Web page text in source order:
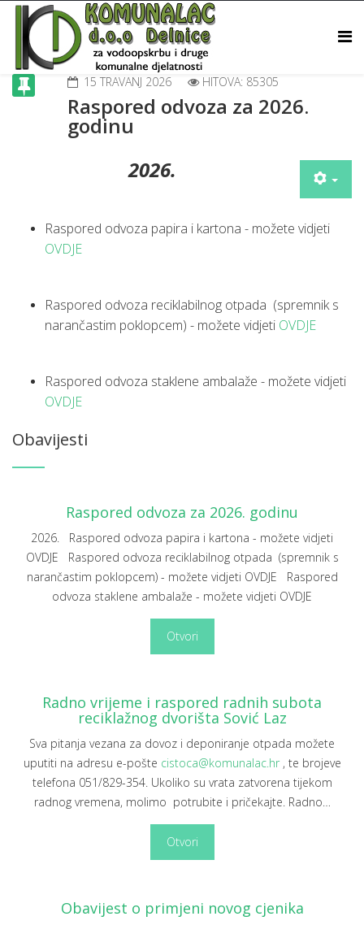
15 TRAVANJ 2026 HITOVA: 85305
Raspored odvoza za 2026.
godinu
2026.
Raspored odvoza papira i kartona - možete vidjeti
OVDJE
Raspored odvoza reciklabilnog otpada (spremnik s
narančastim poklopcem) - možete vidjeti OVDJE
Raspored odvoza staklene ambalaže - možete vidjeti
OVDJE
Obavijesti
Raspored odvoza za 2026. godinu
2026. Raspored odvoza papira i kartona - možete vidjeti
OVDJE Raspored odvoza reciklabilnog otpada (spremnik s
narančastim poklopcem) - možete vidjeti OVDJE Raspored
odvoza staklene ambalaže - možete vidjeti OVDJE
Otvori
Radno vrijeme i raspored radnih subota
reciklažnog dvorišta Sović Laz
Sva pitanja vezana za dovoz i deponiranje otpada možete
uputiti na adresu e-pošte cistoca@komunalac.hr, te brojeve
telefona 051/829-354. Ukoliko su vrata zatvorena tijekom
radnog vremena, molimo potrubite i pričekajte. Radno…
Otvori
Obavijest o primjeni novog cjenika